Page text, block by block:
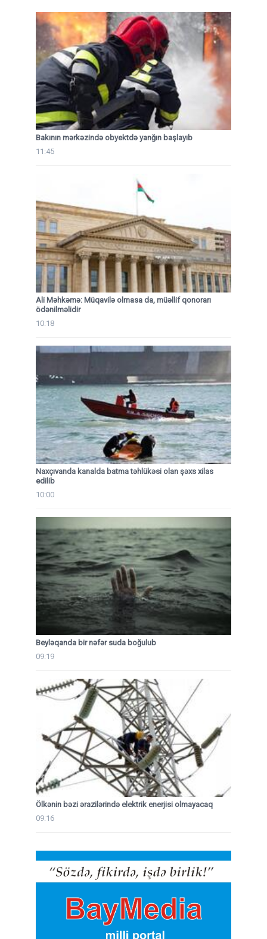
Bakının mərkəzində obyektdə yanğın başlayıb
11:45
Ali Məhkəmə: Müqavilə olmasa da, müəllif qonorarı
ödənilməlidir
10:18
Naxçıvanda kanalda batma təhlükəsi olan şəxs xilas
edilib
10:00
Beyləqanda bir nəfər suda boğulub
09:19
Ölkənin bəzi ərazilərində elektrik enerjisi olmayacaq
09:16